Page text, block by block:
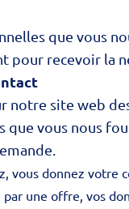
que vous
pour recevoir la
notre site web
que vous nous
vous donnez votre
une offre, vos